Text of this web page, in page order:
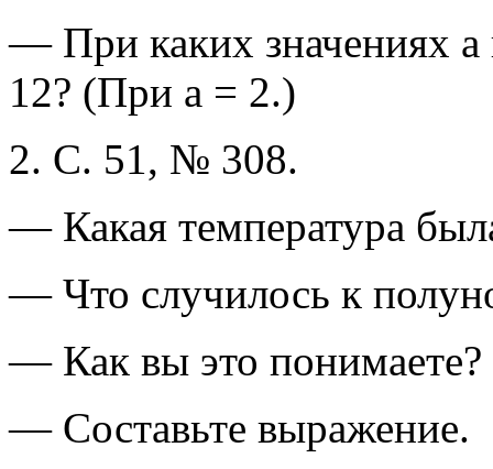
— При каких значениях а
12? (При а = 2.)
2. С. 51, № 308.
— Какая температура
— Что случилось к
— Как вы это понимаете?
— Составьте выражение.